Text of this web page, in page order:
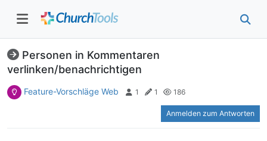
Personen in Kommentaren
verlinken/benachrichtigen
Feature-Vorschläge Web 1 1 186
Anmelden zum Antworten